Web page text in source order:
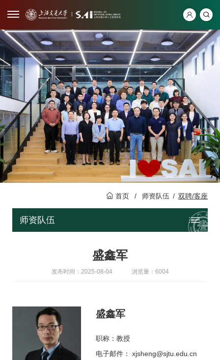
首页 / 师资队伍 / 双聘/客座
师资队伍
盛鑫军
发布时间：2025-08-04 浏览量：6004
盛鑫军
职称：教授
电子邮件： xjsheng@sjtu.edu.cn